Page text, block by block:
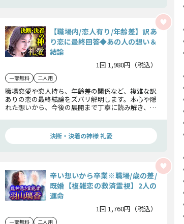
【職場内/恋人有り/年齢差】訳あ
り恋に最終回答◆あの人の想い＆
結論
1回 1,980円（税込）
一部無料 二人用
職場恋愛や恋人持ち、年齢差の関係など、複雑な訳
ありの恋の最終結論をズバリ解明します。本心や隠
れた想いから、今後の展開まで丁寧に読み解き、あ
決断・決着の神様 礼愛
辛い想いから卒業※職場/歳の差/
既婚【複雑恋の救済霊視】2人の
運命
1回 1,760円（税込）
一部無料 二人用